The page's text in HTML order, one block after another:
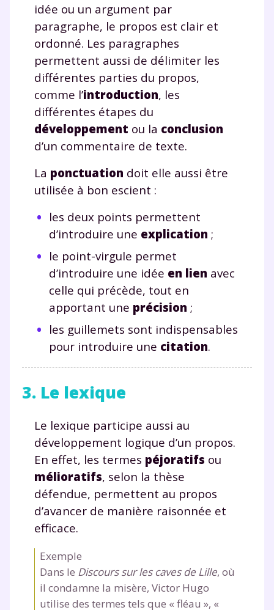
idée ou un argument par
paragraphe, le propos est clair et
ordonné. Les paragraphes
permettent aussi de délimiter les
différentes parties du propos,
comme l’introduction, les
différentes étapes du
développement ou la conclusion
d’un commentaire de texte.
La ponctuation doit elle aussi être
utilisée à bon escient :
les deux points permettent
d’introduire une explication ;
le point-virgule permet
d’introduire une idée en lien avec
celle qui précède, tout en
apportant une précision ;
les guillemets sont indispensables
pour introduire une citation.
3. Le lexique
Le lexique participe aussi au
développement logique d’un propos.
En effet, les termes péjoratifs ou
mélioratifs, selon la thèse
défendue, permettent au propos
d’avancer de manière raisonnée et
efficace.
Exemple
Dans le Discours sur les caves de Lille, où
il condamne la misère, Victor Hugo
utilise des termes tels que « fléau », «
Envie de progresser
année scolaire ?
Testez gratuitement
pendant 24h notre
plateforme de soutien
Fiches de cours et vidéos,exercices
corrigés, podcasts de révisions
Unespace dédié aux parents pour